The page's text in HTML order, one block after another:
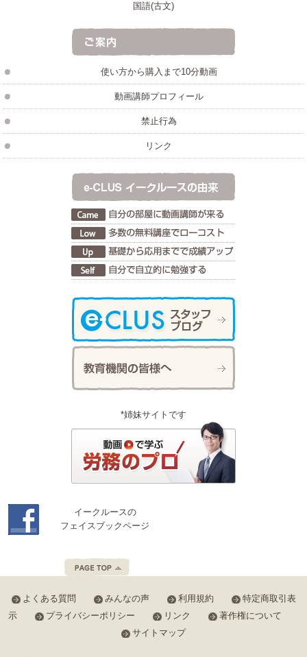
国語(古文)
使い方から購入まで10分動画
動画講師プロフィール
禁止行為
リンク
*姉妹サイトです
イークルースの
フェイスブックページ
よくある質問 みんなの声 利用規約
特定商取引表
示
プライバシーポリシー リンク
著作権について
サイトマップ